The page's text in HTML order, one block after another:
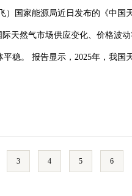
）国家能源局近日发布的《中国
际天然气市场供应变化、价格波
稳。 报告显示，2025年，我国
3 4 5 6